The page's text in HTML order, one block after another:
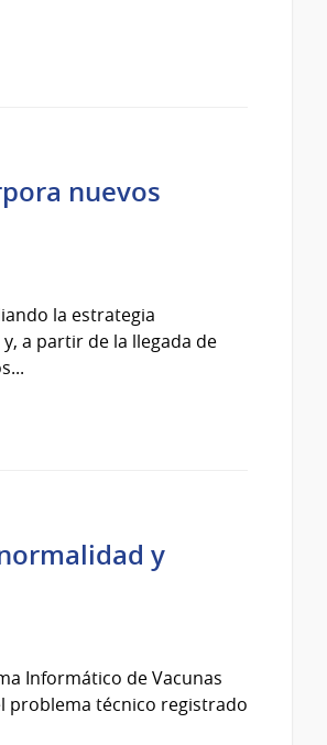
nuevos
la estrategia
a partir de la llegada de
y
Informático de Vacunas
problema técnico registrado